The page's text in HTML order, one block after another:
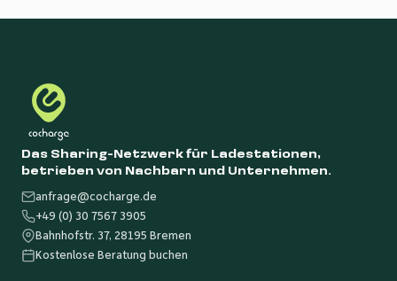
Das Sharing-Netzwerk für Ladestationen,
betrieben von Nachbarn und Unternehmen.
anfrage@cocharge.de
+49 (0) 30 7567 3905
Bahnhofstr. 37, 28195 Bremen
Kostenlose Beratung buchen